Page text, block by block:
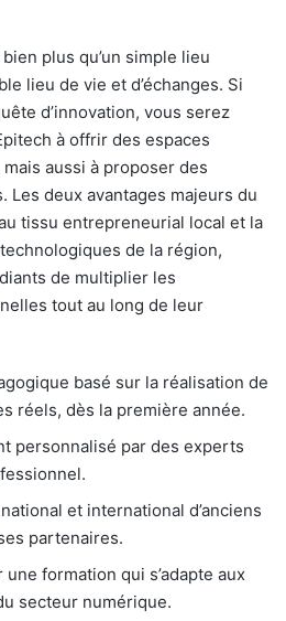
plus qu’un simple lieu
lieu de vie et d’échanges. Si
d’innovation, vous serez
à offrir des espaces
aussi à proposer des
Les deux avantages majeurs du
tissu entrepreneurial local et la
de la région,
de multiplier les
tout au long de leur
basé sur la réalisation de
réels, dès la première année.
personnalisé par des experts
et international d’anciens
partenaires.
formation qui s’adapte aux
secteur numérique.